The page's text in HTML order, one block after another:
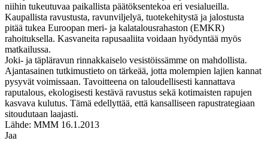
niihin tukeutuvaa paikallista päätöksentekoa eri vesialueilla.
Kaupallista ravustusta, ravunviljelyä, tuotekehitystä ja jalostusta
pitää tukea Euroopan meri- ja kalatalousrahaston (EMKR)
rahoituksella. Kasvaneita rapusaaliita voidaan hyödyntää myös
matkailussa.
Joki- ja täpläravun rinnakkaiselo vesistöissämme on mahdollista.
Ajantasainen tutkimustieto on tärkeää, jotta molempien lajien kannat
pysyvät voimissaan. Tavoitteena on taloudellisesti kannattava
raputalous, ekologisesti kestävä ravustus sekä kotimaisten rapujen
kasvava kulutus. Tämä edellyttää, että kansalliseen rapustrategiaan
sitoudutaan laajasti.
Lähde: MMM 16.1.2013
Jaa